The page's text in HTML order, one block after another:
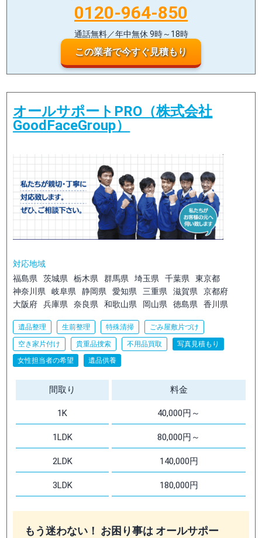
0120-964-850
通話無料／年中無休 9時～18時
この業者で今すぐ見積もり
オールサポートPRO（株式会社
GoodFaceGroup）
対応地域
福島県
茨城県 栃木県 群馬県 埼玉県 千葉県
東京都
神奈川県
岐阜県 静岡県 愛知県 三重県 滋賀県
京都府
大阪府
兵庫県 奈良県 和歌山県 岡山県 徳島県 香川県
遺品整理 生前整理 特殊清掃 ごみ屋敷片づけ
空き家片付け 貴重品捜索 不用品買取
写真見積もり
女性担当者の希望
遺品供養
間取り 料金
1K 40,000円～
1LDK 80,000円～
2LDK 140,000円
3LDK 180,000円
もう迷わない！ お困り事は オールサポー